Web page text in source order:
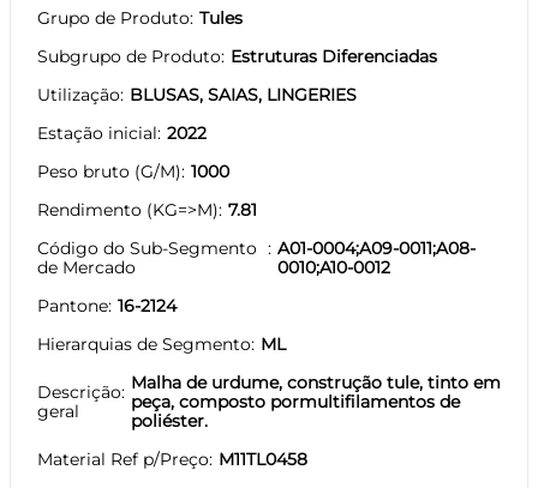
Grupo de Produto Tules
Subgrupo de Produto Estruturas Diferenciadas
Utilização BLUSAS, SAIAS, LINGERIES
Estação inicial 2022
Peso bruto (G/M) 1000
Rendimento (KG=>M) 7.81
Código do Sub-Segmento
de Mercado
A01-0004;A09-0011;A08-
0010;A10-0012
Pantone 16-2124
Hierarquias de Segmento ML
Descrição
geral
Malha de urdume, construção tule, tinto em
peça, composto pormultifilamentos de
poliéster.
Material Ref p/Preço M11TL0458